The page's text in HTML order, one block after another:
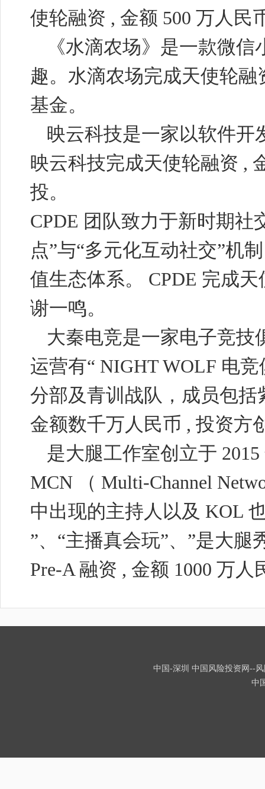
使轮融资 , 金额 500 万人民
《水滴农场》是一款微
趣。水滴农场完成天使轮
基金。
映云科技是一家以软件开
映云科技完成天使轮融资 ,
投。
CPDE 团队致力于新时期社
点”与“多元化互动社交”机
值生态体系。 CPDE 完成
谢一鸣。
大秦电竞是一家电子竞技
运营有“ NIGHT WOLF 电竞
分部及青训战队，成员包
金额数千万人民币 , 投资方
是大腿工作室创立于 2015
MCN
（ Multi-Channel
中出现的主持人以及 KOL
”、“主播真会玩”、”是大
Pre-A 融资 , 金额 1000 万人
中国-深圳 中国风险投资网--
中